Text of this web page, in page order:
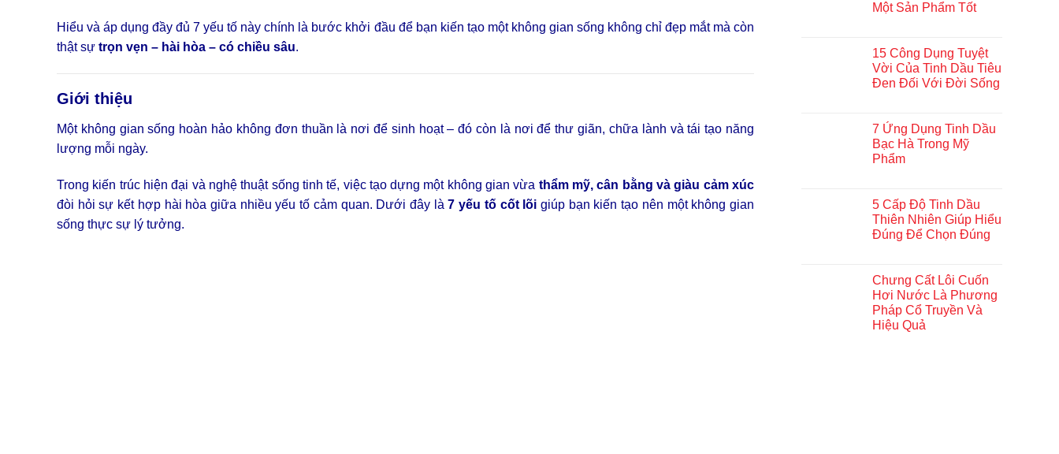
Hiểu và áp dụng đầy đủ 7 yếu tố này chính là bước khởi đầu để bạn kiến tạo một không gian sống không chỉ đẹp mắt mà còn
thật sự trọn vẹn – hài hòa – có chiều sâu.
Giới thiệu
Một không gian sống hoàn hảo không đơn thuần là nơi để sinh hoạt – đó còn là nơi để thư giãn, chữa lành và tái tạo năng
lượng mỗi ngày.
Trong kiến trúc hiện đại và nghệ thuật sống tinh tế, việc tạo dựng một không gian vừa thẩm mỹ, cân bằng và giàu cảm xúc
đòi hỏi sự kết hợp hài hòa giữa nhiều yếu tố cảm quan. Dưới đây là7 yếu tố cốt lõi giúp bạn kiến tạo nên một không gian
sống thực sự lý tưởng.
Một Sản Phẩm Tốt
15 Công Dụng Tuyệt
Vời Của Tinh Dầu Tiêu
Đen Đối Với Đời Sống
7 Ứng Dụng Tinh Dầu
Bạc Hà Trong Mỹ
Phẩm
5 Cấp Độ Tinh Dầu
Thiên Nhiên Giúp Hiểu
Đúng Để Chọn Đúng
Chưng Cất Lôi Cuốn
Hơi Nước Là Phương
Pháp Cổ Truyền Và
Hiệu Quả